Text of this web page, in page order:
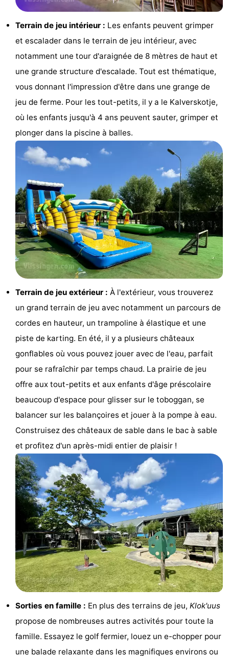
faire
d'intérêt
Musées
-
Monuments
Points
vue
Attractions
Terrains
de
Aires
jeux
intérieures
Bowling
Centres
bien-
être
Villages
villes
Nature
Visites
guidées
Sports
Piscines
Faire
vélo
Randonnée
Équitation
Terrains
golf
Peche
Sportive
Equitation
Conduite
de
l'anneau
Boire
manger
Événements
Pratiques
Forum
Route
Ferry
Stationnement
Adresses
Médicales
Région
Terrain de jeu intérieur : Les enfants peuvent grimper
et escalader dans le terrain de jeu intérieur, avec
notamment une tour d'araignée de 8 mètres de haut et
une grande structure d'escalade. Tout est thématique,
vous donnant l'impression d'être dans une grange de
jeu de ferme. Pour les tout-petits, il y a le Kalverskotje,
où les enfants jusqu'à 4 ans peuvent sauter, grimper et
plonger dans la piscine à balles.
Terrain de jeu extérieur : À l'extérieur, vous trouverez
un grand terrain de jeu avec notamment un parcours de
cordes en hauteur, un trampoline à élastique et une
piste de karting. En été, il y a plusieurs châteaux
gonflables où vous pouvez jouer avec de l'eau, parfait
pour se rafraîchir par temps chaud. La prairie de jeu
offre aux tout-petits et aux enfants d'âge préscolaire
beaucoup d'espace pour glisser sur le toboggan, se
balancer sur les balançoires et jouer à la pompe à eau.
Construisez des châteaux de sable dans le bac à sable
et profitez d'un après-midi entier de plaisir !
Sorties en famille : En plus des terrains de jeu, Klok'uus
propose de nombreuses autres activités pour toute la
famille. Essayez le golf fermier, louez un e-chopper pour
une balade relaxante dans les magnifiques environs ou